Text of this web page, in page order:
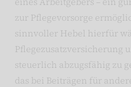
zur Pflegevorsorge
sinnvoller Hebel hierfür
Pflegezusatzversicherung
steuerlich abzugsfähig zu
das bei Beiträgen für